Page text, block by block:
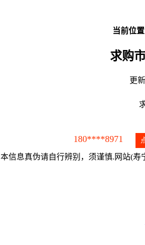
当前位置
求购
更
180****8971
本信息真伪请自行辨别，须谨慎.网站(寿